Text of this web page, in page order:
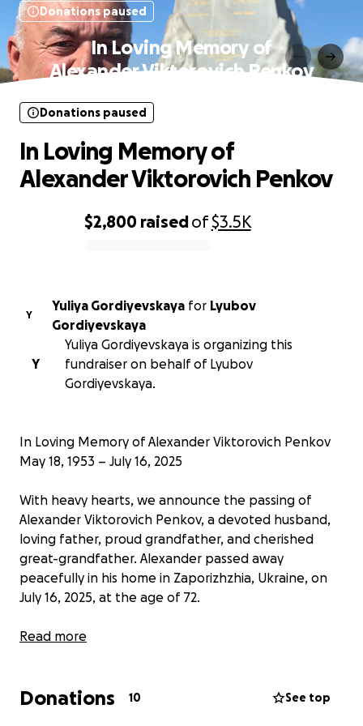
Donations paused
In Loving Memory of
Alexander Viktorovich Penkov
$2,800 raisedof$3.5K
Donations paused
In Loving Memory of
Alexander Viktorovich Penkov
Y
Yuliya Gordiyevskaya for Lyubov
Gordiyevskaya
Y
Yuliya Gordiyevskaya is organizing this
fundraiser on behalf of Lyubov
Gordiyevskaya.
In Loving Memory of Alexander Viktorovich Penkov
May 18, 1953 – July 16, 2025
With heavy hearts, we announce the passing of
Alexander Viktorovich Penkov, a devoted husband,
loving father, proud grandfather, and cherished
great-grandfather. Alexander passed away
peacefully in his home in Zaporizhzhia, Ukraine, on
July 16, 2025, at the age of 72.
Alexander was a man of quiet strength, deep
continues in the hearts of those he guided,
Read more
Donations 10 See top